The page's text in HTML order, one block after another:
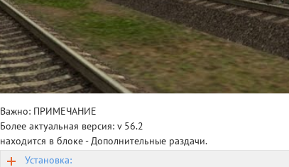
Важно: ПРИМЕЧАНИЕ
Более актуальная версия: v 56.2
находится в блоке - Дополнительные раздачи.
Установка: